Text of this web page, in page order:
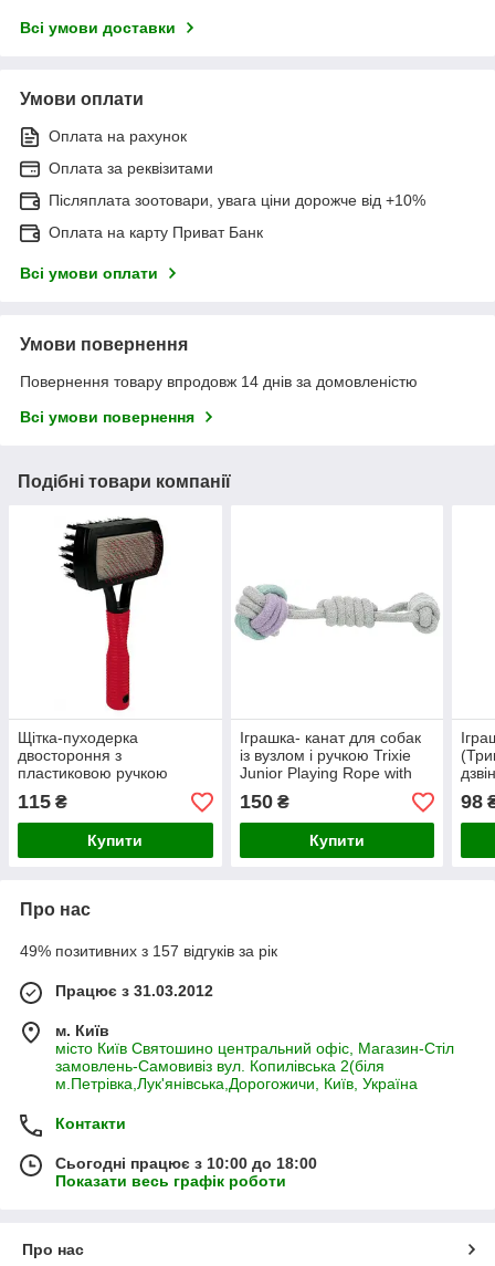
Всі умови доставки
Умови оплати
Оплата на рахунок
Оплата за реквізитами
Післяплата зоотовари, увага ціни дорожче від +10%
Оплата на карту Приват Банк
Всі умови оплати
Умови повернення
Повернення товару впродовж 14 днів за домовленістю
Всі умови повернення
Подібні товари компанії
Щітка-пуходерка
двостороння з
пластиковою ручкою
115 ₴
Купити
Іграшка- канат для собак
із вузлом і ручкою Trixie
Junior Playing Rope with
150₴
Купити
98
Про нас
49% позитивних з 157 відгуків за рік
Працює з 31.03.2012
м. Київ
місто Київ Святошино центральний офіс, Магазин-Стіл
замовлень-Самовивіз вул. Копилівська 2(біля
м.Петрівка,Лук'янівська,Дорогожичи, Київ, Україна
Контакти
Сьогодні працює з 10:00 до 18:00
Показати весь графік роботи
Про нас